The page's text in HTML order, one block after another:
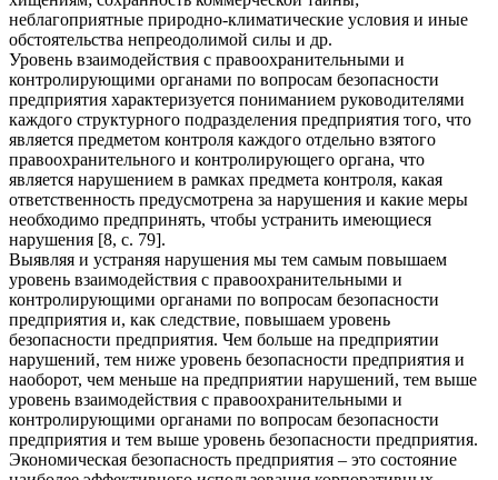
неблагоприятные природно-климатические условия и иные
обстоятельства непреодолимой силы и др.
Уровень взаимодействия с правоохранительными и
контролирующими органами по вопросам безопасности
предприятия характеризуется пониманием руководителями
каждого структурного подразделения предприятия того, что
является предметом контроля каждого отдельно взятого
правоохранительного и контролирующего органа, что
является нарушением в рамках предмета контроля, какая
ответственность предусмотрена за нарушения и какие меры
необходимо предпринять, чтобы устранить имеющиеся
нарушения [8, с. 79].
Выявляя и устраняя нарушения мы тем самым повышаем
уровень взаимодействия с правоохранительными и
контролирующими органами по вопросам безопасности
предприятия и, как следствие, повышаем уровень
безопасности предприятия. Чем больше на предприятии
нарушений, тем ниже уровень безопасности предприятия и
наоборот, чем меньше на предприятии нарушений, тем выше
уровень взаимодействия с правоохранительными и
контролирующими органами по вопросам безопасности
предприятия и тем выше уровень безопасности предприятия.
Экономическая безопасность предприятия – это состояние